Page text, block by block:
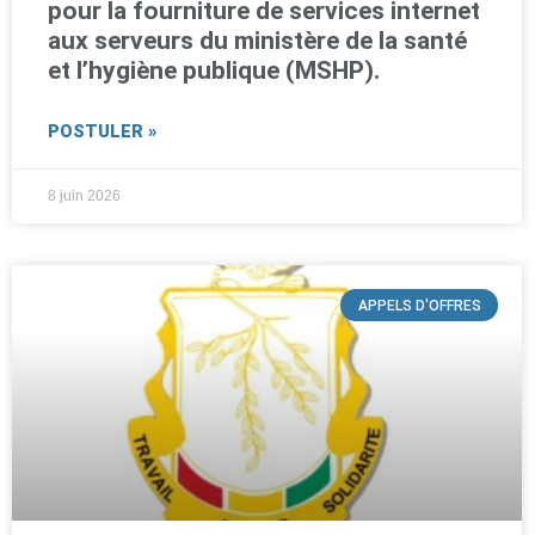
pour la fourniture de services internet
aux serveurs du ministère de la santé
et l’hygiène publique (MSHP).
POSTULER »
8 juin 2026
APPELS D'OFFRES